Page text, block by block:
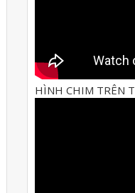
HÌNH CHIM TRÊN